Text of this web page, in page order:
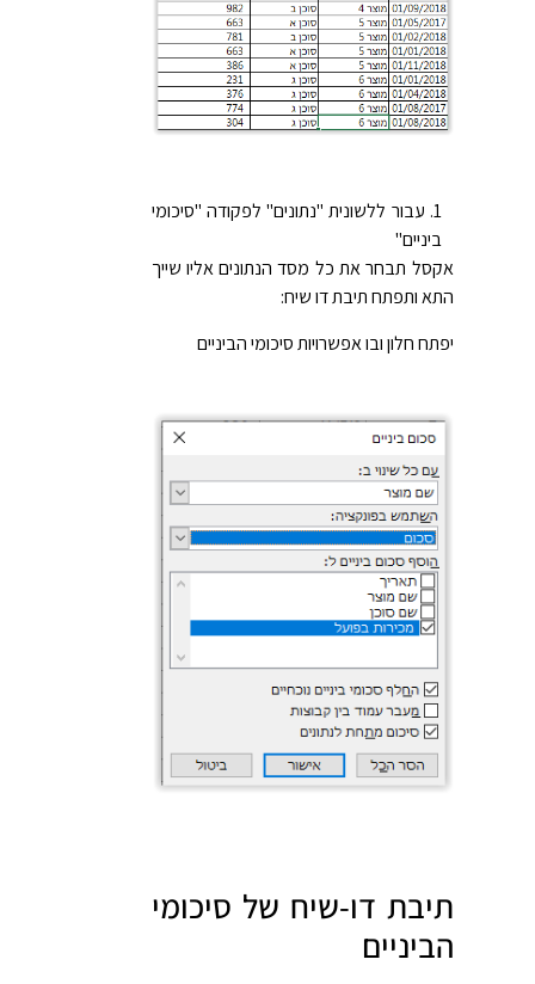
עבור ללשונית "נתונים" לפקודה "סיכומי
ביניים"
אקסל תבחר את כל מסד הנתונים אליו שייך
התא ותפתח תיבת דו שיח:
יפתח חלון ובו אפשרויות סיכומי הביניים
תיבת דו-שיח של סיכומי
הביניים